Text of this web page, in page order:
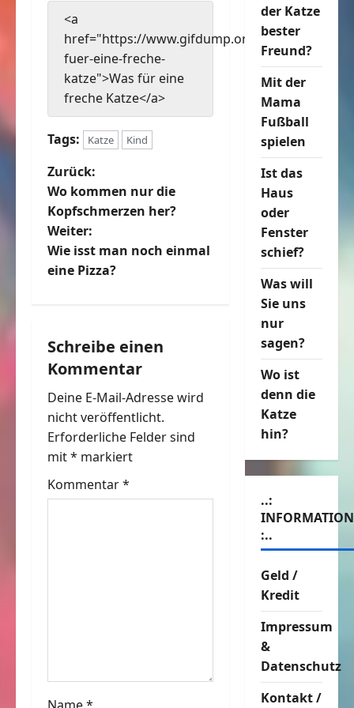
<a
href="https://www.gifdump.org/was-
fuer-eine-freche-
katze">Was für eine
freche Katze</a>
Tags: Katze Kind
B
e
i
t
a
g
s
n
a
v
i
Zurück:
Wo kommen nur die
Kopfschmerzen her?
Weiter:
Wie isst man noch einmal
eine Pizza?
Schreibe einen
Kommentar
Deine E-Mail-Adresse wird
nicht veröffentlicht.
Erforderliche Felder sind
mit* markiert
Kommentar*
Name*
der Katze
bester
Freund?
Mit der
Mama
Fußball
spielen
Ist das
Haus
oder
Fenster
schief?
Was will
Sie uns
nur
sagen?
Wo ist
denn die
Katze
hin?
..:
:..
Geld /
Kredit
Impressum
&
Datenschutz
Kontakt /